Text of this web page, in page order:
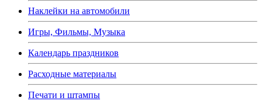
Наклейки на автомобили
Игры, Фильмы, Музыка
Календарь праздников
Расходные материалы
Печати и штампы